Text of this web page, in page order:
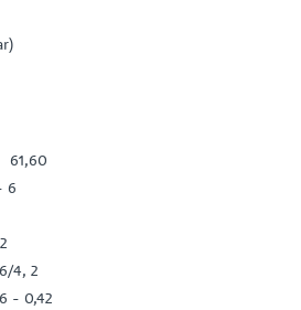
61,60
6
4, 2
- 0,42